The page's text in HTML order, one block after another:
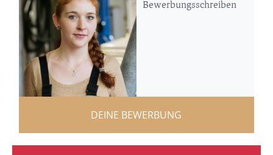
Bewerbungsschreiben
DEINE BEWERBUNG